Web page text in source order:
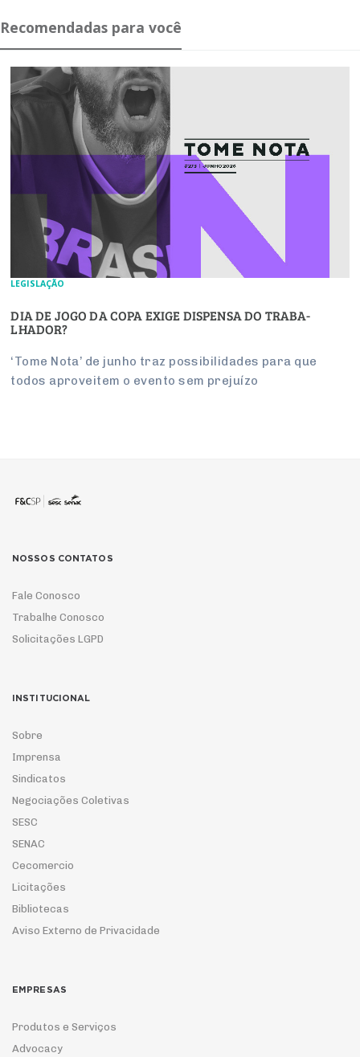
Recomendadas para você
LEGISLAÇÃO
DIA DE JOGO DA COPA EXIGE DIS­PENSA DO TRA­BA­
LHADOR?
‘Tome Nota’ de junho traz pos­si­bi­li­dades para que
todos apro­veitem o evento sem pre­juízo
NOSSOS CONTATOS
Fale Conosco
Trabalhe Conosco
Solicitações LGPD
INSTITUCIONAL
Sobre
Imprensa
Sindicatos
Negociações Coletivas
SESC
SENAC
Cecomercio
Licitações
Bibliotecas
Aviso Externo de Privacidade
EMPRESAS
Produtos e Serviços
Advocacy